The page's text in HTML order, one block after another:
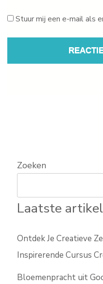
Stuur mij een e-mail als
Zoeken
Laatste
Ontdek Je Creatieve
Inspirerende Cursus
Bloemenpracht uit